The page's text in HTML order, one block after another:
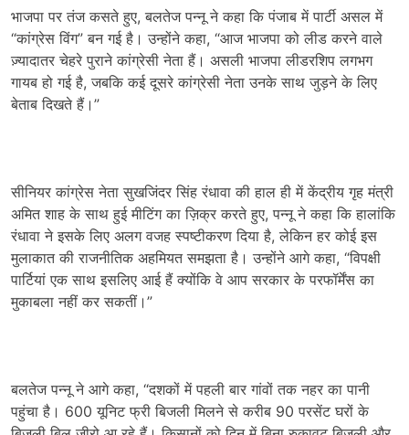
भाजपा पर तंज कसते हुए, बलतेज पन्नू ने कहा कि पंजाब में पार्टी असल में
“कांग्रेस विंग” बन गई है। उन्होंने कहा, “आज भाजपा को लीड करने वाले
ज़्यादातर चेहरे पुराने कांग्रेसी नेता हैं। असली भाजपा लीडरशिप लगभग
गायब हो गई है, जबकि कई दूसरे कांग्रेसी नेता उनके साथ जुड़ने के लिए
बेताब दिखते हैं।”
सीनियर कांग्रेस नेता सुखजिंदर सिंह रंधावा की हाल ही में केंद्रीय गृह मंत्री
अमित शाह के साथ हुई मीटिंग का ज़िक्र करते हुए, पन्नू ने कहा कि हालांकि
रंधावा ने इसके लिए अलग वजह स्पष्टीकरण दिया है, लेकिन हर कोई इस
मुलाकात की राजनीतिक अहमियत समझता है। उन्होंने आगे कहा, “विपक्षी
पार्टियां एक साथ इसलिए आई हैं क्योंकि वे आप सरकार के परफॉर्मेंस का
मुकाबला नहीं कर सकतीं।”
बलतेज पन्नू ने आगे कहा, “दशकों में पहली बार गांवों तक नहर का पानी
पहुंचा है। 600 यूनिट फ्री बिजली मिलने से करीब 90 परसेंट घरों के